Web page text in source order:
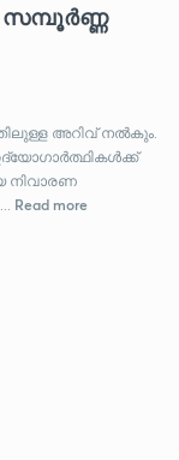
സമ്പൂർണ്ണ
അറിവ് നൽകും.
നിവാരണ
Read more